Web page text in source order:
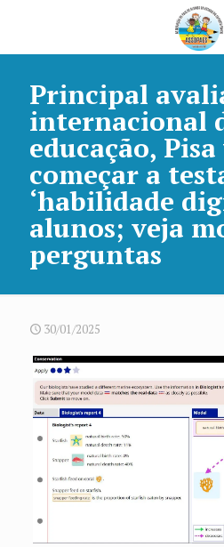
Principal
internacional
educação,
começar a
‘habilidade
alunos; veja
perguntas
30/01/2025